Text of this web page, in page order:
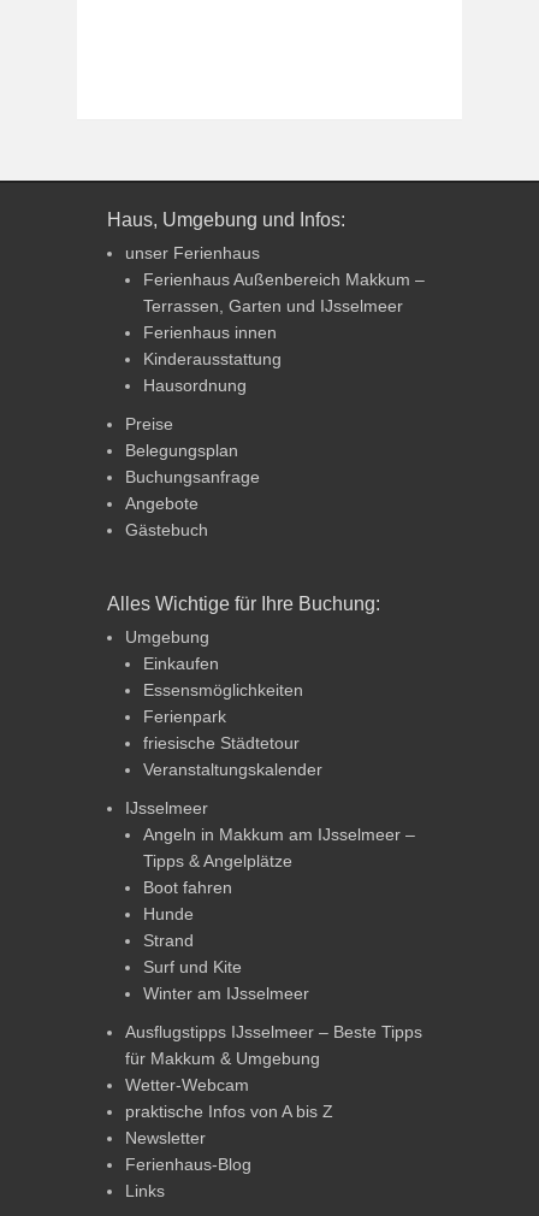
Haus, Umgebung und Infos:
unser Ferienhaus
Ferienhaus Außenbereich Makkum –
Terrassen, Garten und IJsselmeer
Ferienhaus innen
Kinderausstattung
Hausordnung
Preise
Belegungsplan
Buchungsanfrage
Angebote
Gästebuch
Alles Wichtige für Ihre Buchung:
Umgebung
Einkaufen
Essensmöglichkeiten
Ferienpark
friesische Städtetour
Veranstaltungskalender
IJsselmeer
Angeln in Makkum am IJsselmeer –
Tipps & Angelplätze
Boot fahren
Hunde
Strand
Surf und Kite
Winter am IJsselmeer
Ausflugstipps IJsselmeer – Beste Tipps
für Makkum & Umgebung
Wetter-Webcam
praktische Infos von A bis Z
Newsletter
Ferienhaus-Blog
Links